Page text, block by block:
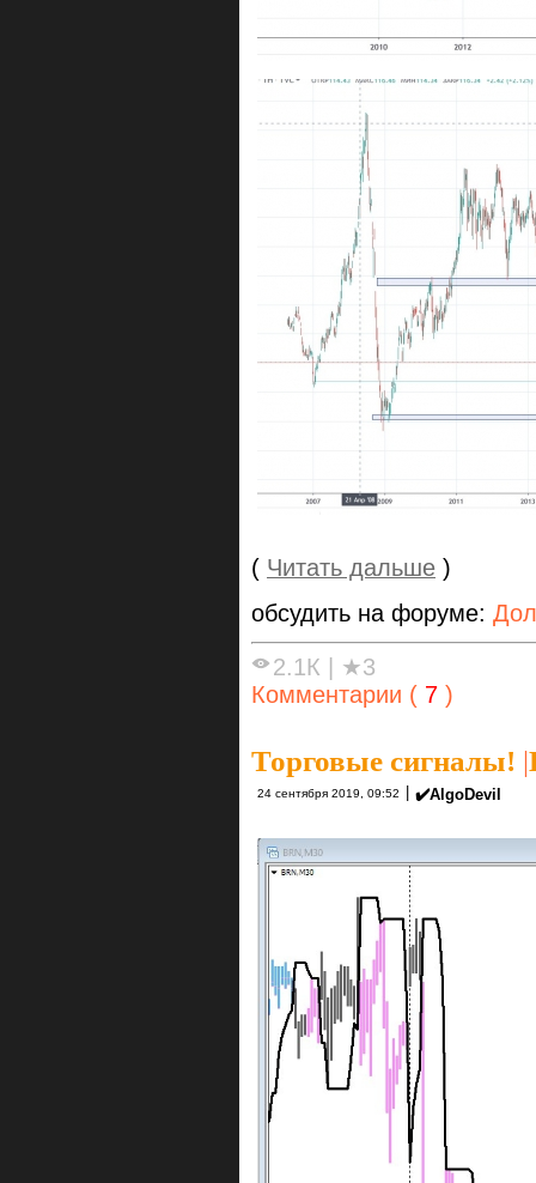
( Читать дальше )
обсудить на форуме:
2.1К
★3
Комментарии ( 7 )
Торговые сигналы! |
24 сентября 2019, 09:52 ✔️AlgoDevil